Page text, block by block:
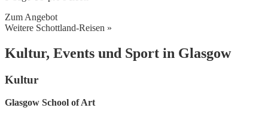
Zum Angebot
Weitere Schottland-Reisen »
Kultur, Events und Sport in Glasgow
Kultur
Glasgow School of Art